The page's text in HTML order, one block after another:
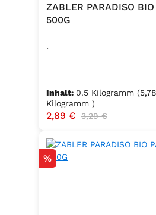
ZABLER PARADISO
500G
.
Inhalt: 0.5 Kilogramm
Kilogramm )
Verkaufspreis:
2,89 € Regulärer Preis:
3,29 €
Rabatt
%